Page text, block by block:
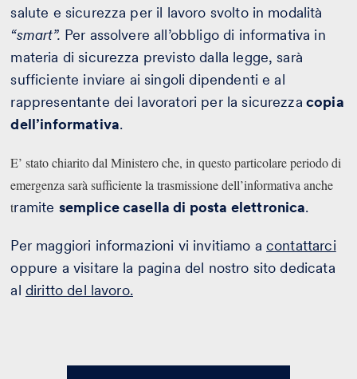
salute e sicurezza per il lavoro svolto in modalità
“smart”. Per assolvere all’obbligo di informativa in
materia di sicurezza previsto dalla legge, sarà
sufficiente inviare ai singoli dipendenti e al
rappresentante dei lavoratori per la sicurezza copia
dell’informativa.
E’ stato chiarito dal Ministero che, in questo particolare periodo di
emergenza sarà sufficiente la trasmissione dell’informativa anche
tramite semplice casella di posta elettronica.
Per maggiori informazioni vi invitiamo a contattarci
oppure a visitare la pagina del nostro sito dedicata
al diritto del lavoro.